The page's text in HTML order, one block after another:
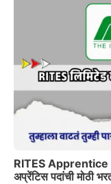
RITES Apprentice
अप्रेंटिस पदांची मोठी